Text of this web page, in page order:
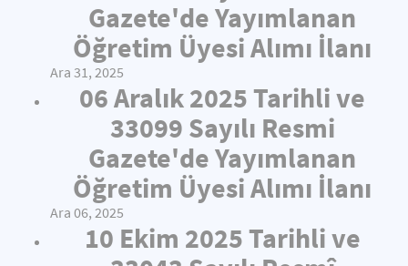
Gazete'de Yayımlanan
Öğretim Üyesi Alımı İlanı
Ara 31, 2025
06 Aralık 2025 Tarihli ve
33099 Sayılı Resmi
Gazete'de Yayımlanan
Öğretim Üyesi Alımı İlanı
Ara 06, 2025
10 Ekim 2025 Tarihli ve